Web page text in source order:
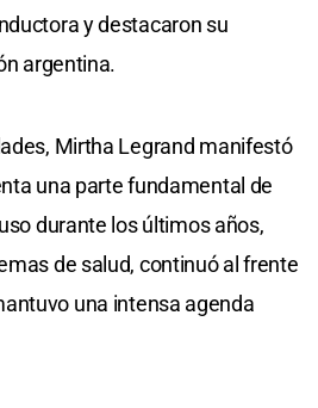
y destacaron su
argentina.
Mirtha Legrand manifestó
una parte fundamental de
durante los últimos años,
de salud, continuó al frente
una intensa agenda